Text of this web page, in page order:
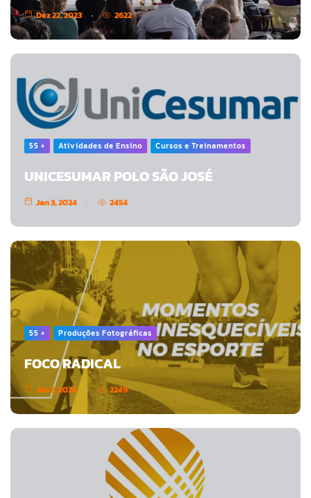
Dez 22, 2023 2622
55 + Atividades de Ensino Cursos e Treinamentos
UNICESUMAR POLO SÃO JOSÉ
Jan 3, 2024 2454
55 + Produções Fotográficas
FOCO RADICAL
Jan 3, 2024 2249